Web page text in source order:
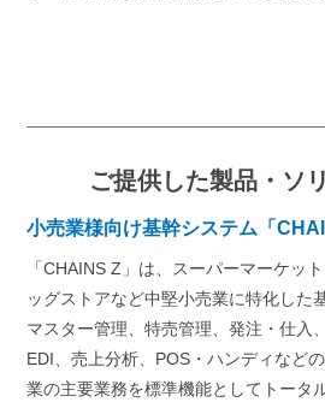
ご提供した製品・ソ
小売業様向け基幹システム「
「CHAINS Z」は、スーパーマーケッ
ッグストアなど中堅小売業に特化した
マスター管理、特売管理、発注・仕入
EDI、売上分析、POS・ハンディなど
業の主要業務を標準機能としてトータ